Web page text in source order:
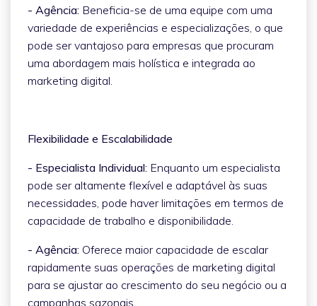
- Agência: Beneficia-se de uma equipe com uma
variedade de experiências e especializações, o que
pode ser vantajoso para empresas que procuram
uma abordagem mais holística e integrada ao
marketing digital.
Flexibilidade e Escalabilidade
- Especialista Individual: Enquanto um especialista
pode ser altamente flexível e adaptável às suas
necessidades, pode haver limitações em termos de
capacidade de trabalho e disponibilidade.
- Agência: Oferece maior capacidade de escalar
rapidamente suas operações de marketing digital
para se ajustar ao crescimento do seu negócio ou a
campanhas sazonais.